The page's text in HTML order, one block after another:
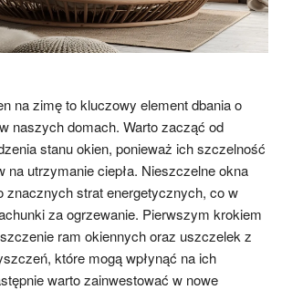
na zimę to kluczowy element dbania o
naszych domach. Warto zacząć od
stanu okien, ponieważ ich szczelność
na utrzymanie ciepła. Nieszczelne okna
znacznych strat energetycznych, co w
za ogrzewanie. Pierwszym krokiem
ram okiennych oraz uszczelek z
które mogą wpłynąć na ich
warto zainwestować w nowe